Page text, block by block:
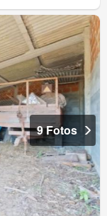
9 Fotos